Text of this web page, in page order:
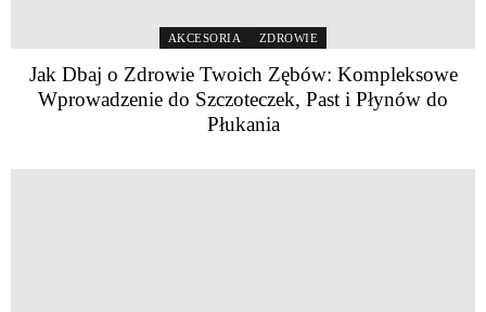
AKCESORIA ZDROWIE
Jak Dbaj o Zdrowie Twoich Zębów: Kompleksowe
Wprowadzenie do Szczoteczek, Past i Płynów do
Płukania